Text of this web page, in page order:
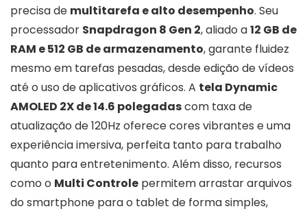
precisa de multitarefa e alto desempenho. Seu
processador Snapdragon 8 Gen 2, aliado a12 GB de
RAM e 512 GB de armazenamento, garante fluidez
mesmo em tarefas pesadas, desde edição de vídeos
até o uso de aplicativos gráficos. A tela Dynamic
AMOLED 2X de 14.6 polegadascom taxa de
atualização de 120Hz oferece cores vibrantes e uma
experiência imersiva, perfeita tanto para trabalho
quanto para entretenimento. Além disso, recursos
como o Multi Controle permitem arrastar arquivos
do smartphone para o tablet de forma simples,